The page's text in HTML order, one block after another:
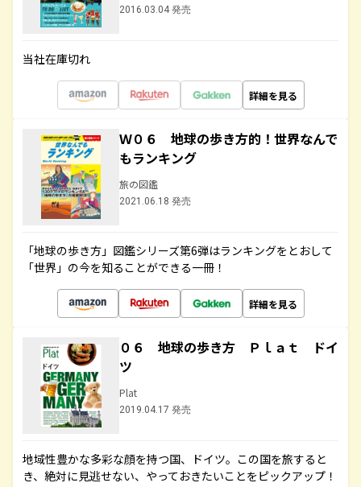
2016.03.04 発売
当社在庫切れ
詳細を見る
Ｗ０６ 地球の歩き方的！世界なんで
もランキング
旅の図鑑
2021.06.18 発売
「地球の歩き方」図鑑シリーズ第6弾はランキングをとおして
「世界」の今を知ることができる一冊！
詳細を見る
０６ 地球の歩き方 Ｐｌａｔ ドイ
ツ
Plat
2019.04.17 発売
地域性豊かな多彩な顔を持つ国、ドイツ。この国を旅すると
き、絶対に見逃せない、やっておきたいことをピックアップ！